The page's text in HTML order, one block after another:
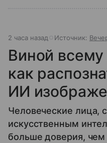
2 часа назад Источник:
Виной
как
ИИ
Человеческие лица,
искусственным
больше доверия,